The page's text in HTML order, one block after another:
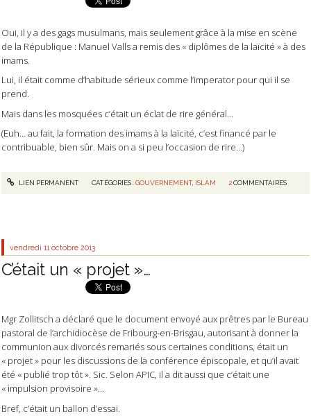
Oui, il y a des gags musulmans, mais seulement grâce à la mise en scène
de la République : Manuel Valls a remis des « diplômes de la laïcité » à des
imams.
Lui, il était comme d’habitude sérieux comme l’imperator pour qui il se
prend.
Mais dans les mosquées c’était un éclat de rire général…
(Euh… au fait, la formation des imams à la laïcité, c’est financé par le
contribuable, bien sûr. Mais on a si peu l’occasion de rire…)
LIEN PERMANENT CATÉGORIES :GOUVERNEMENT, ISLAM 2COMMENTAIRES
vendredi 11 octobre 2013
C’était un « projet »…
Mgr Zollitsch a déclaré que le document envoyé aux prêtres par le Bureau
pastoral de l’archidiocèse de Fribourg-en-Brisgau, autorisant à donner la
communion aux divorcés remariés sous certaines conditions, était un
« projet » pour les discussions de la conférence épiscopale, et qu’il avait
été « publié trop tôt ». Sic. Selon APIC, il a dit aussi que c’était une
« impulsion provisoire »…
Bref, c’était un ballon d’essai.